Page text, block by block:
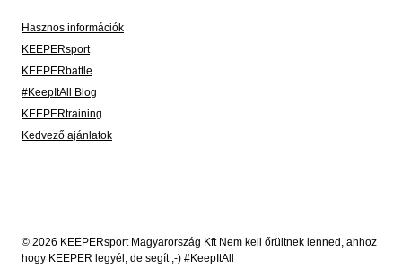
Hasznos információk
KEEPERsport
KEEPERbattle
#KeepItAll Blog
KEEPERtraining
Kedvező ajánlatok
© 2026 KEEPERsport Magyarország Kft Nem kell őrültnek lenned, ahhoz
hogy KEEPER legyél, de segít ;-) #KeepItAll